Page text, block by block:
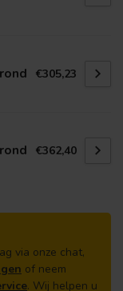
€305,23
€362,40
via onze chat,
of neem
. Wij helpen u